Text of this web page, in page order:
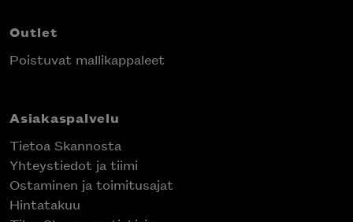
Outlet
Poistuvat mallikappaleet
Asiakaspalvelu
Tietoa Skannosta
Yhteystiedot ja tiimi
Ostaminen ja toimitusajat
Hintatakuu